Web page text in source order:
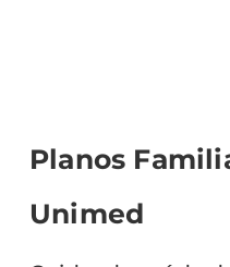
Planos
Unimed